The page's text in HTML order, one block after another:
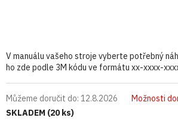
SKLADEM (20 ks)
Můžeme doručit do: 12.8.2026 Možnosti
V manuálu vašeho stroje vyberte potřebný
ho zde podle 3M kódu ve formátu xx-xxxx-